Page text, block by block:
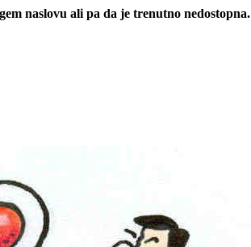
naslovu ali pa da je trenutno nedostopna.